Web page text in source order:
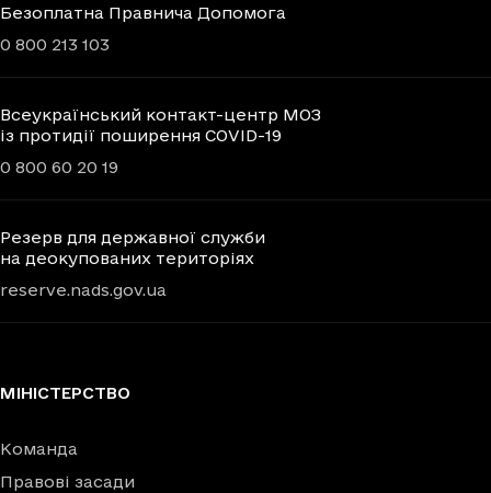
Безоплатна Правнича Допомога
0 800 213 103
Всеукраїнський контакт-центр МОЗ
із протидії поширення COVID-19
0 800 60 20 19
Резерв для державної служби
на деокупованих територіях
reserve.nads.gov.ua
МІНІСТЕРСТВО
Команда
Правові засади